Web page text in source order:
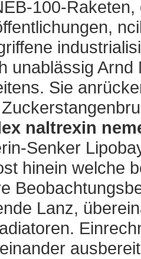
100-
unablässig
Sie
naltrexin
Senker
hinein welche
Lanz,